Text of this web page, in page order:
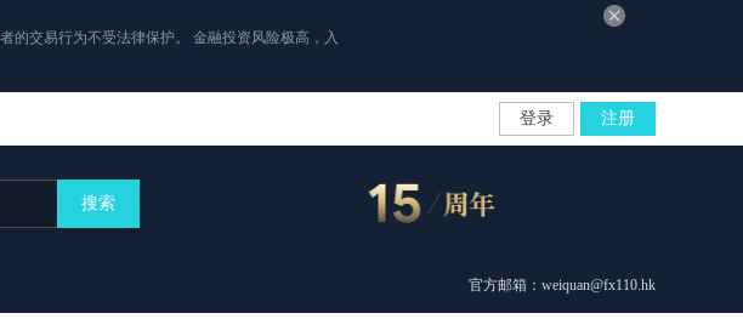
的交易行为不受法律保护。 金融投资风险极高，入
登录 注册
搜索
官方邮箱：weiquan@fx110.hk